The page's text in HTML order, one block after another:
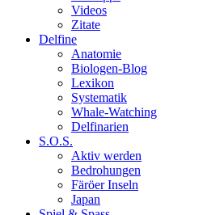
Videos
Zitate
Delfine
Anatomie
Biologen-Blog
Lexikon
Systematik
Whale-Watching
Delfinarien
S.O.S.
Aktiv werden
Bedrohungen
Färöer Inseln
Japan